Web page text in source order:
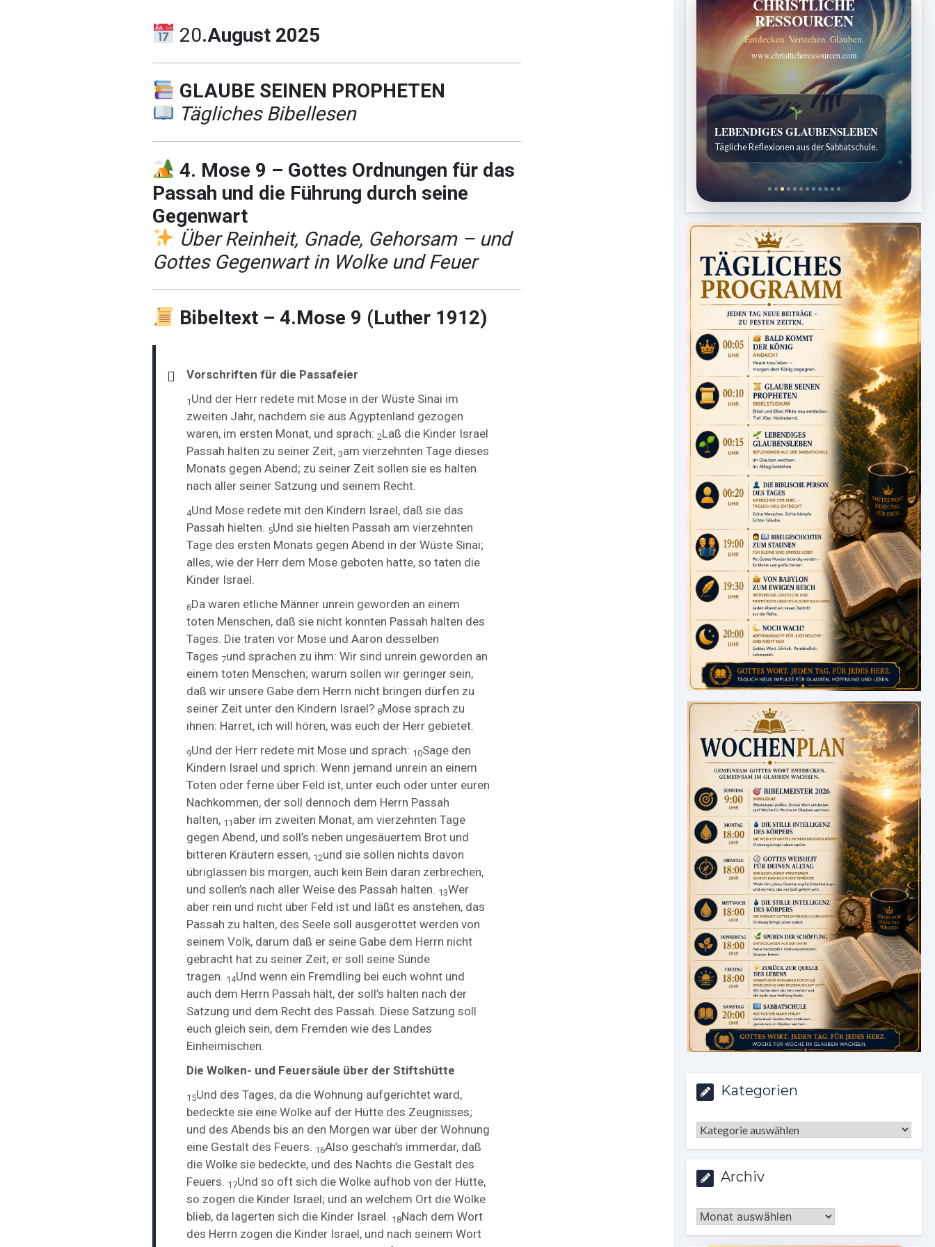
20.August 2025
GLAUBE SEINEN PROPHETEN
Tägliches Bibellesen
4. Mose 9 – Gottes Ordnungen für das
Passah und die Führung durch seine
Gegenwart
Über Reinheit, Gnade, Gehorsam – und
Gottes Gegenwart in Wolke und Feuer
Bibeltext – 4.Mose 9 (Luther 1912)
Vorschriften für die Passafeier
1 Und der Herr redete mit Mose in der Wüste Sinai im
zweiten Jahr, nachdem sie aus Ägyptenland gezogen
waren, im ersten Monat, und sprach: 2Laß die Kinder Israel
Passah halten zu seiner Zeit, 3am vierzehnten Tage dieses
Monats gegen Abend; zu seiner Zeit sollen sie es halten
nach aller seiner Satzung und seinem Recht.
4Und Mose redete mit den Kindern Israel, daß sie das
Passah hielten. 5Und sie hielten Passah am vierzehnten
Tage des ersten Monats gegen Abend in der Wüste Sinai;
alles, wie der Herr dem Mose geboten hatte, so taten die
Kinder Israel.
6Da waren etliche Männer unrein geworden an einem
toten Menschen, daß sie nicht konnten Passah halten des
Tages. Die traten vor Mose und Aaron desselben
Tages 7und sprachen zu ihm: Wir sind unrein geworden an
einem toten Menschen; warum sollen wir geringer sein,
daß wir unsere Gabe dem Herrn nicht bringen dürfen zu
seiner Zeit unter den Kindern Israel? 8Mose sprach zu
ihnen: Harret, ich will hören, was euch der Herr gebietet.
9Und der Herr redete mit Mose und sprach: 10Sage den
Kindern Israel und sprich: Wenn jemand unrein an einem
Toten oder ferne über Feld ist, unter euch oder unter euren
Nachkommen, der soll dennoch dem Herrn Passah
halten, 11 aber im zweiten Monat, am vierzehnten Tage
gegen Abend, und soll’s neben ungesäuertem Brot und
bitteren Kräutern essen, 12und sie sollen nichts davon
übriglassen bis morgen, auch kein Bein daran zerbrechen,
und sollen’s nach aller Weise des Passah halten. 13Wer
aber rein und nicht über Feld ist und läßt es anstehen, das
Passah zu halten, des Seele soll ausgerottet werden von
seinem Volk, darum daß er seine Gabe dem Herrn nicht
gebracht hat zu seiner Zeit; er soll seine Sünde
tragen. 14Und wenn ein Fremdling bei euch wohnt und
auch dem Herrn Passah hält, der soll’s halten nach der
Satzung und dem Recht des Passah. Diese Satzung soll
euch gleich sein, dem Fremden wie des Landes
Einheimischen.
Die Wolken- und Feuersäule über der Stiftshütte
15Und des Tages, da die Wohnung aufgerichtet ward,
bedeckte sie eine Wolke auf der Hütte des Zeugnisses;
und des Abends bis an den Morgen war über der Wohnung
eine Gestalt des Feuers. 16Also geschah’s immerdar, daß
die Wolke sie bedeckte, und des Nachts die Gestalt des
Feuers. 17Und so oft sich die Wolke aufhob von der Hütte,
so zogen die Kinder Israel; und an welchem Ort die Wolke
blieb, da lagerten sich die Kinder Israel. 18Nach dem Wort
des Herrn zogen die Kinder Israel, und nach seinem Wort
CHRISTLICHE
RESSOURCEN
Entdecken. Verstehen. Glauben.
www.christlicheressourcen.com
LEBENDIGES GLAUBENSLEBEN
Tägliche Reflexionen aus der Sabbatschule.
Bibelgeschichten zum Staunen
Kindergeschichten für 7 bis 12 Jahre.
Kategorien
Kategorien
Archiv
Archiv